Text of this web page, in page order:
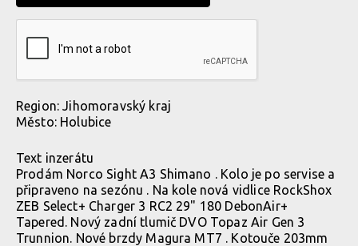
Region:Jihomoravský kraj
Město: Holubice
Text inzerátu
Prodám Norco Sight A3 Shimano . Kolo je po servise a
připraveno na sezónu . Na kole nová vidlice RockShox
ZEB Select+ Charger 3 RC2 29" 180 DebonAir+
Tapered. Nový zadní tlumič DVO Topaz Air Gen 3
Trunnion. Nové brzdy Magura MT7 . Kotouče 203mm